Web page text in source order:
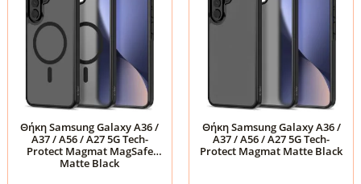
Θήκη Samsung Galaxy A36 /
A37 / A56 / A27 5G Tech-
Protect Magmat MagSafe
Matte Black
Θήκη Samsung Galaxy A36 /
A37 / A56 / A27 5G Tech-
Protect Magmat Matte Black